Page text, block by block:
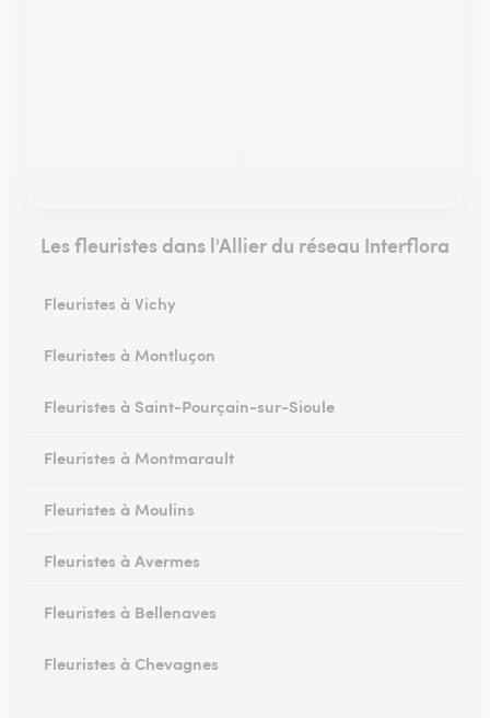
Les fleuristes dans l'Allier du réseau Interflora
Fleuristes à Vichy
Fleuristes à Montluçon
Fleuristes à Saint-Pourçain-sur-Sioule
Fleuristes à Montmarault
Fleuristes à Moulins
Fleuristes à Avermes
Fleuristes à Bellenaves
Fleuristes à Chevagnes